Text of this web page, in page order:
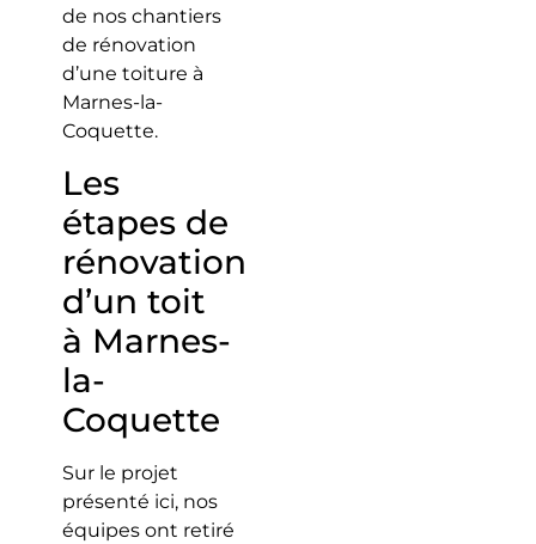
de nos chantiers
de rénovation
d’une toiture à
Marnes-la-
Coquette.
Les
étapes de
rénovation
d’un toit
à Marnes-
la-
Coquette
Sur le projet
présenté ici, nos
équipes ont retiré